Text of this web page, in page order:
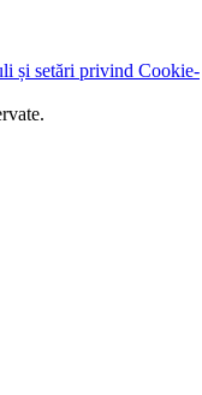
și setări privind Cookie-